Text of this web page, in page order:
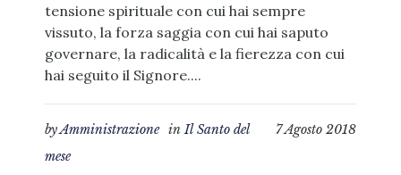
tensione spirituale con cui hai sempre
vissuto, la forza saggia con cui hai saputo
governare, la radicalità e la fierezza con cui
hai seguito il Signore....
7 Agosto 2018
byAmministrazione inIl Santo del
mese